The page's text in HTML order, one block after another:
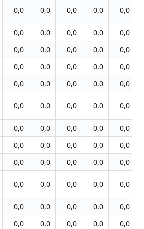
0,0 0,0 0,0 0,0 0,0
0,0 0,0 0,0 0,0
0,0
0,0 0,0 0,0 0,0
0,0
0,0 0,0 0,0 0,0
0,0
0,0 0,0 0,0 0,0
0,0
0,0 0,0 0,0 0,0 0,0
0,0 0,0 0,0 0,0
0,0
0,0 0,0 0,0 0,0
0,0
0,0 0,0 0,0 0,0
0,0
0,0 0,0 0,0 0,0 0,0
0,0 0,0 0,0 0,0
0,0
0,0 0,0 0,0 0,0
0,0